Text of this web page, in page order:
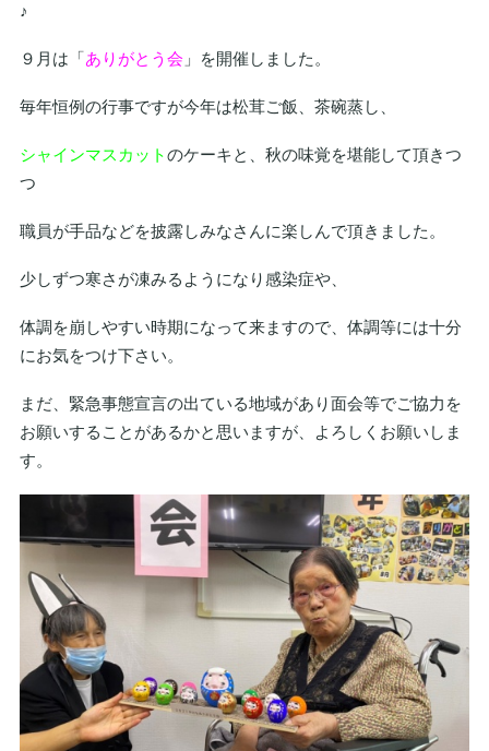
♪
９月は「ありがとう会 」を開催しました。
毎年恒例の行事ですが今年は松茸ご飯、茶碗蒸し、
シャインマスカットのケーキと、秋の味覚を堪能して頂きつ
つ
職員が手品などを披露しみなさんに楽しんで頂きました。
少しずつ寒さが凍みるようになり感染症や、
体調を崩しやすい時期になって来ますので、体調等には十分
にお気をつけ下さい。
まだ、緊急事態宣言の出ている地域があり面会等でご協力を
お願いすることがあるかと思いますが、よろしくお願いしま
す。